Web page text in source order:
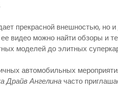
прекрасной внешностью, но
видео можно найти обзоры и
моделей до элитных
автомобильных
Драйв Ангелина часто